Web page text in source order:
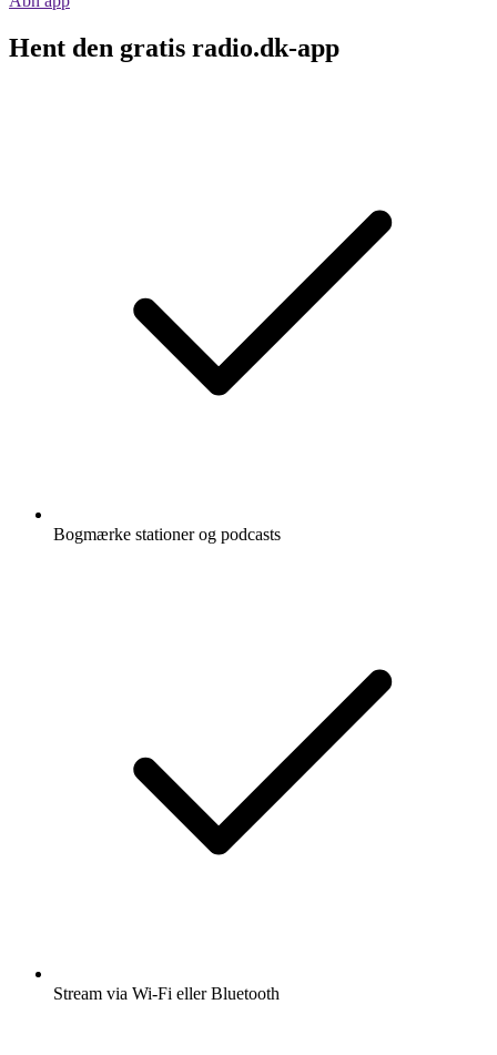
Hent den gratis radio.dk-app
Bogmærke stationer og podcasts
Stream via Wi-Fi eller Bluetooth